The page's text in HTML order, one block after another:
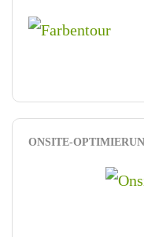
ONSITE-